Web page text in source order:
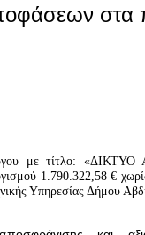
στα
με τίτλο: «ΔΙΚΤΥΟ
1.790.322,58 €
Υπηρεσίας Δήμου